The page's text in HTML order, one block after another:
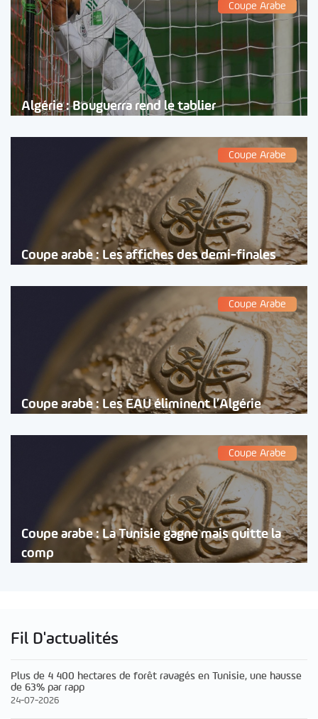
Coupe Arabe
Algérie : Bouguerra rend le tablier
Coupe Arabe
Coupe arabe : Les affiches des demi-finales
Coupe Arabe
Coupe arabe : Les EAU éliminent l’Algérie
Coupe Arabe
Coupe arabe : La Tunisie gagne mais quitte la
comp
Fil D'actualités
Plus de 4 400 hectares de forêt ravagés en Tunisie, une hausse
de 63% par rapp
24-07-2026